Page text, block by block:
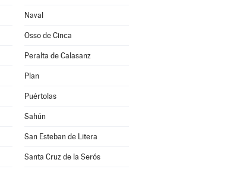
Naval
Osso de Cinca
Peralta de Calasanz
Plan
Puértolas
Sahún
San Esteban de Litera
Santa Cruz de la Serós